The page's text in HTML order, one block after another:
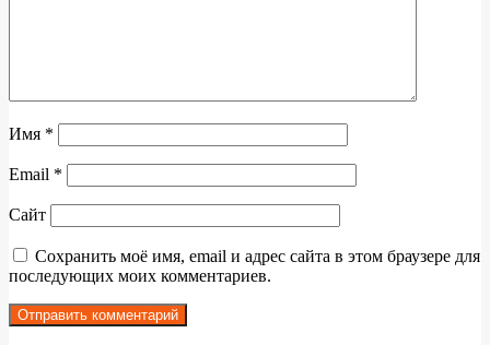
Имя *
Email *
Сайт
Сохранить моё имя, email и адрес сайта в этом браузере для
последующих моих комментариев.